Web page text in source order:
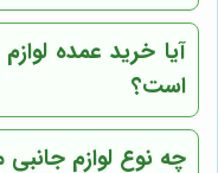
آیا خرید عمده
است؟
چه نوع لوازم جانبی